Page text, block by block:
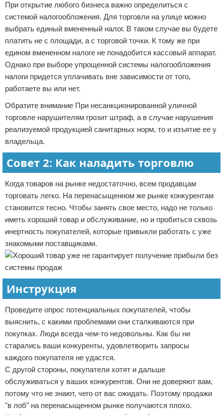
При открытие любого бизнеса важно определиться с
системой налогообложения. Для торговли на улице можно
выбрать единый вмененный налог. В таком случае вы будете
платить не с площади, а с торговой точки. К тому же при
едином вмененном налоге не понадобится кассовый аппарат.
Однако при выборе упрощенной системы налогообложения
налоги придется уплачивать вне зависимости от того,
работаете вы или нет.
Обратите внимание При несанкционированной уличной
торговле нарушителям грозит штраф, а в случае нарушения
реализуемой продукцией санитарных норм, то и изъятие ее у
владельца.
Совет 2: Как наладить торговлю
Когда товаров на рынке недостаточно, всем продавцам
торговать легко. На перенасыщенном же рынке конкурентам
становится тесно. Чтобы занять свое место, надо не только
иметь хороший товар и обслуживание, но и пробиться сквозь
инертность покупателей, которые привыкли работать с уже
знакомыми поставщиками.
Инструкция
Проведите опрос потенциальных покупателей, чтобы
выяснить, с какими проблемами они сталкиваются при
покупках. Люди всегда чем-то недовольны. Как бы ни
старались ваши конкуренты, удовлетворить запросы
каждого покупателя не удастся.
С другой стороны, покупатели хотят и дальше
обслуживаться у ваших конкурентов. Они не доверяют вам,
потому что не знают, чего от вас ожидать. Поэтому продажи
"в лоб" на перенасыщенном рынке получаются плохо.